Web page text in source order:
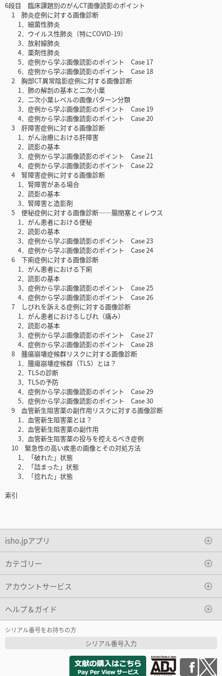
6段目 臨床課題別のがんCT画像読影のポイント
1 肺炎症例に対する画像診断
1．細菌性肺炎
2．ウイルス性肺炎（特にCOVID-19）
3．放射線肺炎
4．薬剤性肺炎
5．症例から学ぶ画像読影のポイント Case 17
6．症例から学ぶ画像読影のポイント Case 18
2 胸部CT異常陰影症例に対する画像診断
1．肺の解剖の基本と二次小葉
2．二次小葉レベルの画像パターン分類
3．症例から学ぶ画像読影のポイント Case 19
4．症例から学ぶ画像読影のポイント Case 20
3 肝障害症例に対する画像診断
1．がん治療における肝障害
2．読影の基本
3．症例から学ぶ画像読影のポイント Case 21
4．症例から学ぶ画像読影のポイント Case 22
4 腎障害症例に対する画像診断
1．腎障害がある場合
2．読影の基本
3．腎障害と造影剤
5 便秘症例に対する画像診断――腸閉塞とイレウス
1．がん患者における便秘
2．読影の基本
3．症例から学ぶ画像読影のポイント Case 23
4．症例から学ぶ画像読影のポイント Case 24
6 下痢症例に対する画像診断
1．がん患者における下痢
2．読影の基本
3．症例から学ぶ画像読影のポイント Case 25
4．症例から学ぶ画像読影のポイント Case 26
7 しびれを訴える症例に対する画像診断
1．がん患者におけるしびれ（痛み）
2．読影の基本
3．症例から学ぶ画像読影のポイント Case 27
4．症例から学ぶ画像読影のポイント Case 28
8 腫瘍崩壊症候群リスクに対する画像診断
1．腫瘍崩壊症候群（TLS）とは？
2．TLSの診断
3．TLSの予防
4．症例から学ぶ画像読影のポイント Case 29
5．症例から学ぶ画像読影のポイント Case 30
9 血管新生阻害薬の副作用リスクに対する画像診断
1．血管新生阻害薬とは？
2．血管新生阻害薬の副作用
3．血管新生阻害薬の投与を控えるべき症例
10 緊急性の高い疾患の画像とその対処方法
1．「破れた」状態
2．「詰まった」状態
3．「捻れた」状態
索引
isho.jpアプリ
カテゴリー
アカウントサービス
ヘルプ＆ガイド
シリアル番号をお持ちの方
シリアル番号入力